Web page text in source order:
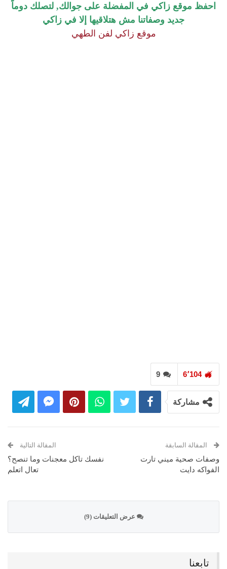
احفظ موقع زاكي في المفضلة على جوالك, لتصلك دوماً
جديد وصفاتنا مش هتلاقيها إلا في زاكي
موقع زاكي لفن الطهي
9 6٬104
مشاركة
المقالة السابقة
وصفات صحية ميني تارت
الفواكه دايت
المقالة التالية
نفسك تاكل معجنات وما تنصح؟
تعال اتعلم
عرض التعليقات (9)
تابعنا